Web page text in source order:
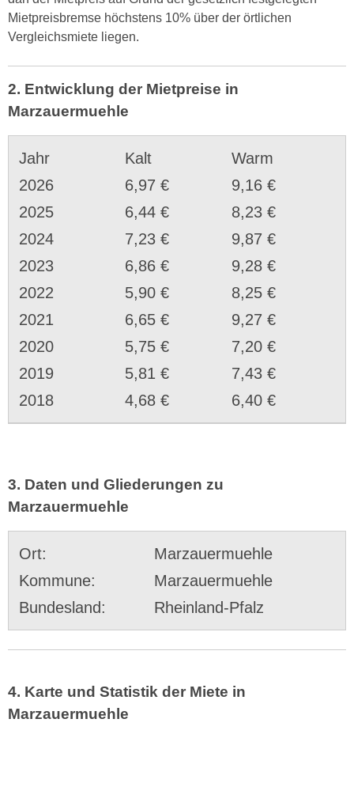
Mietpreisbremse höchstens 10% über der örtlichen
Vergleichsmiete liegen.
2. Entwicklung der Mietpreise in
Marzauermuehle
Jahr Kalt
Warm
2026
6,97 €
9,16 €
2025
6,44 €
8,23 €
2024
7,23 €
9,87 €
2023
6,86 €
9,28 €
2022
5,90 €
8,25 €
2021
6,65 €
9,27 €
2020
5,75 €
7,20 €
2019
5,81 €
7,43 €
2018
4,68 € 6,40 €
3. Daten und Gliederungen zu
Marzauermuehle
Ort:
Marzauermuehle
Kommune:
Marzauermuehle
Bundesland:
Rheinland-Pfalz
4. Karte und Statistik der Miete in
Marzauermuehle